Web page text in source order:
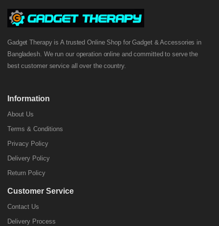
Gadget Therapy is A trusted Online Shop for Gadget & Accessories in
Bangladesh. We run our operation online and committed to serve the
best customer service all over the country.
Information
About Us
Terms & Conditions
Privacy Policy
Delivery Policy
Return Policy
Customer Service
Contact Us
Delivery Process